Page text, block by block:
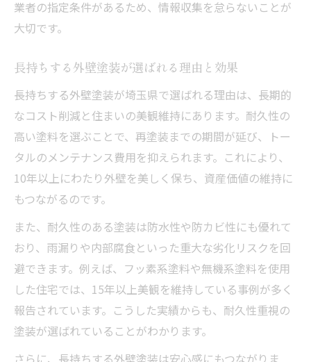
業者の指定条件があるため、情報収集を怠らないことが
大切です。
長持ちする外壁塗装が選ばれる理由と効果
長持ちする外壁塗装が埼玉県で選ばれる理由は、長期的
なコスト削減と住まいの美観維持にあります。耐久性の
高い塗料を選ぶことで、再塗装までの期間が延び、トー
タルのメンテナンス費用を抑えられます。これにより、
10年以上にわたり外壁を美しく保ち、資産価値の維持に
もつながるのです。
また、耐久性のある塗装は防水性や防カビ性にも優れて
おり、雨漏りや内部腐食といった重大な劣化リスクを回
避できます。例えば、フッ素系塗料や無機系塗料を使用
した住宅では、15年以上美観を維持している事例が多く
報告されています。こうした実績からも、耐久性重視の
塗装が選ばれていることがわかります。
さらに、長持ちする外壁塗装は安心感にもつながりま